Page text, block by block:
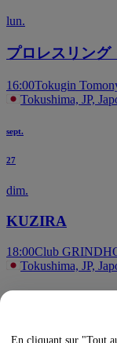
lun.
プロレスリング
16:00Tokugin
Tokushima, JP,
sept.
27
dim.
KUZIRA
18:00Club
Tokushima, JP,
En cliquant sur "Tout